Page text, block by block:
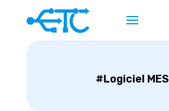
#Logiciel MES